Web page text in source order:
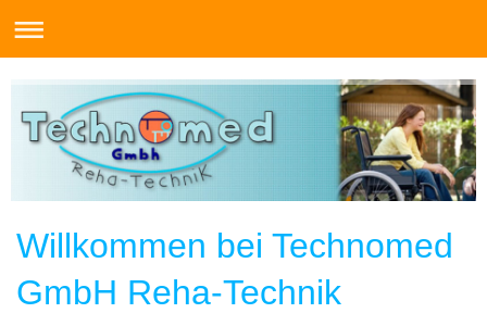
Willkommen bei Technomed
GmbH Reha-Technik